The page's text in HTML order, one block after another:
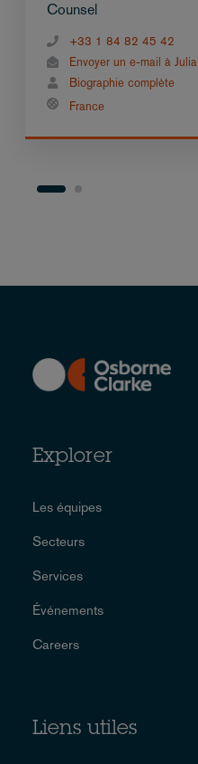
Counsel
+33 1 84 82 45 42
Envoyer un e-mail à Julia
Biographie complète
France
Explorer
Les équipes
Secteurs
Services
Événements
Careers
Liens utiles